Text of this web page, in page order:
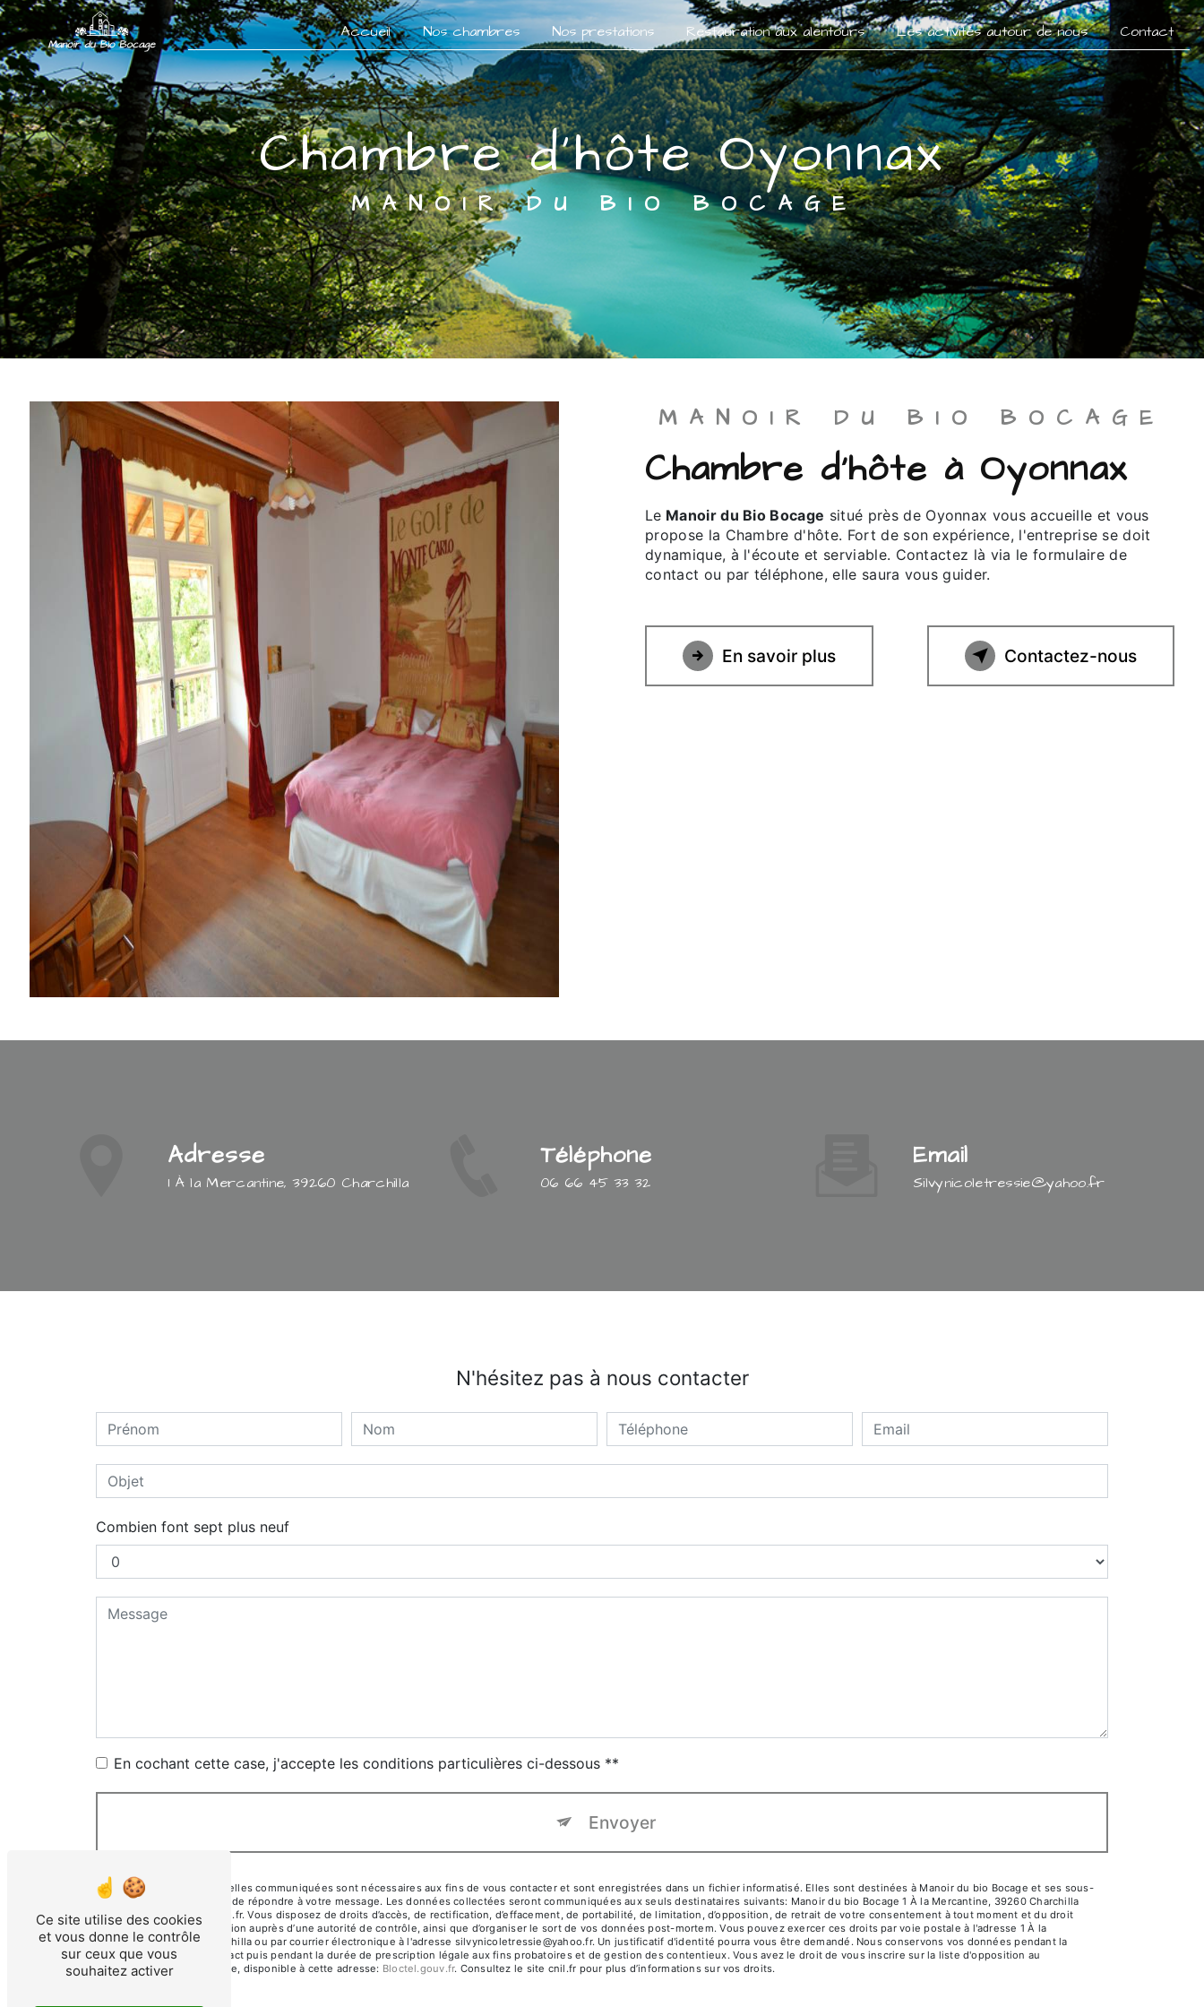
Accueil Nos chambres Nos prestations Restauration aux alentours Les activités autour de nous Contact
Chambre d'hôte Oyonnax
MANOIR DU BIO BOCAGE
MANOIR DU BIO BOCAGE
Chambre d'hôte à Oyonnax
Le Manoir du Bio Bocage situé près de Oyonnax vous accueille et vous
propose la Chambre d'hôte. Fort de son expérience, l'entreprise se doit
dynamique, à l'écoute et serviable. Contactez là via le formulaire de
contact ou par téléphone, elle saura vous guider.
En savoir plus Contactez-nous
Adresse
1 À la Mercantine, 39260 Charchilla
Téléphone
06 66 45 33 32
Email
silvynicoletressie@yahoo.fr
N'hésitez pas à nous contacter
Combien font sept plus neuf
En cochant cette case, j'accepte les conditions particulières ci-dessous **
Envoyer
** Les données personnelles communiquées sont nécessaires aux fins de vous contacter et sont enregistrées dans un fichier informatisé. Elles sont destinées à Manoir du bio Bocage et ses sous-
traitants dans le seul but de répondre à votre message. Les données collectées seront communiquées aux seuls destinataires suivants: Manoir du bio Bocage 1 À la Mercantine, 39260 Charchilla
silvynicoletressie@yahoo.fr. Vous disposez de droits d’accès, de rectification, d’effacement, de portabilité, de limitation, d’opposition, de retrait de votre consentement à tout moment et du droit
d’introduire une réclamation auprès d’une autorité de contrôle, ainsi que d’organiser le sort de vos données post-mortem. Vous pouvez exercer ces droits par voie postale à l'adresse 1 À la
Mercantine, 39260 Charchilla ou par courrier électronique à l'adresse silvynicoletressie@yahoo.fr. Un justificatif d'identité pourra vous être demandé. Nous conservons vos données pendant la
période de prise de contact puis pendant la durée de prescription légale aux fins probatoires et de gestion des contentieux. Vous avez le droit de vous inscrire sur la liste d'opposition au
démarchage téléphonique, disponible à cette adresse:
Bloctel.gouv.fr. Consultez le site cnil.fr pour plus d’informations sur vos droits.
Panneau de gestion des cookies
Ce site utilise des cookies
et vous donne le contrôle
sur ceux que vous
souhaitez activer